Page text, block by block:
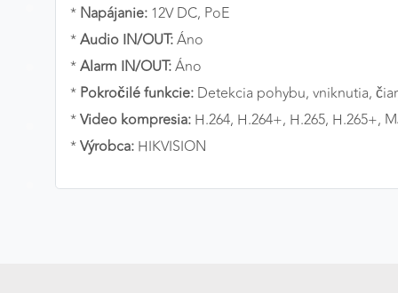
* Napájanie: 12V DC, PoE
*Audio IN/OUT:Áno
*Alarm IN/OUT:Áno
* Pokročilé funkcie: Detekcia pohybu, vniknutia,
*Video kompresia: H.264, H.264+, H.265, H.265+,
*Výrobca: HIKVISION